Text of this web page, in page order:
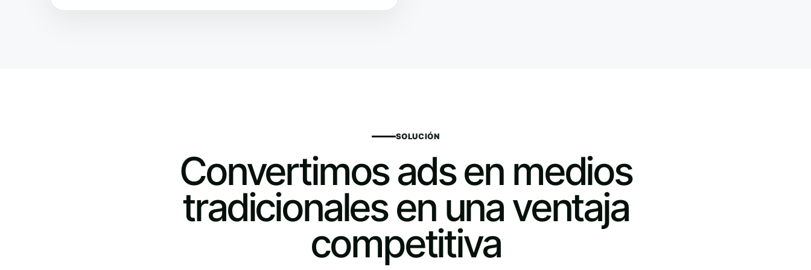
SOLUCIÓN
Convertimos ads en medios
tradicionales en una ventaja
competitiva